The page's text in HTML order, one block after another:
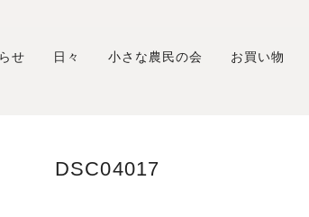
せ 日々 小さな農民の会 お買い物
DSC04017